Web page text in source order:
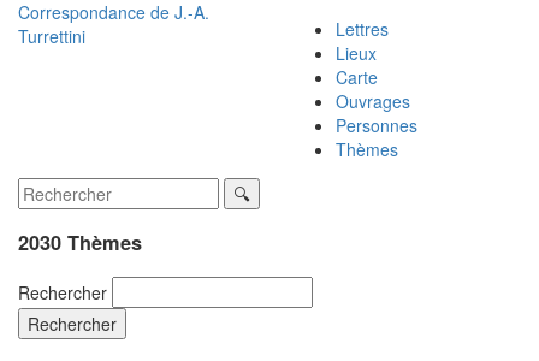
Correspondance de J.-A.
Turrettini
Lettres
Lieux
Carte
Ouvrages
Personnes
Thèmes
2030 Thèmes
Rechercher
Rechercher